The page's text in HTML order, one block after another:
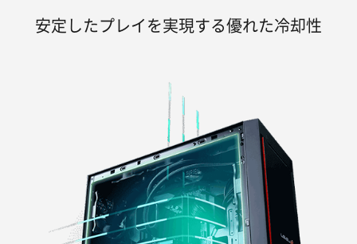
安定したプレイを実現する優れた冷却性